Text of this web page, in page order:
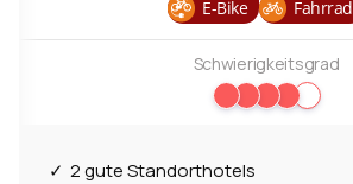
Schwierigkeitsgrad
E-Bike Fahrrad
2 gute Standorthotels